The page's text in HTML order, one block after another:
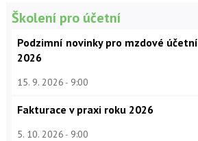
Školení pro účetní
Podzimní novinky pro mzdové účetní
2026
15. 9. 2026 9:00
Fakturace v praxi roku 2026
5. 10. 2026 9:00